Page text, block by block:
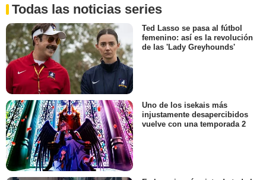
Todas las noticias series
Ted Lasso se pasa al fútbol
femenino: así es la revolución
de las 'Lady Greyhounds'
Uno de los isekais más
injustamente desapercibidos
vuelve con una temporada 2